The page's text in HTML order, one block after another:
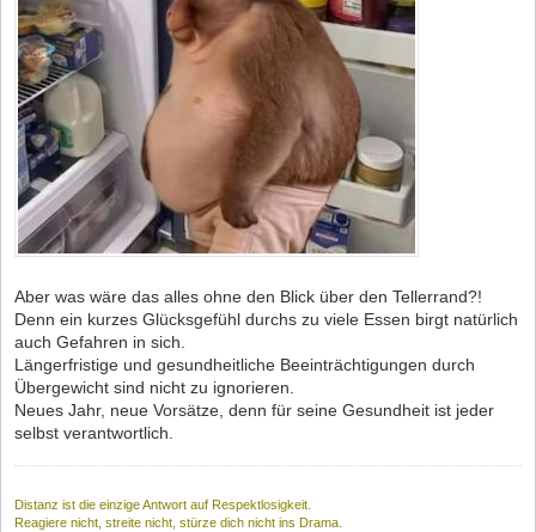
Aber was wäre das alles ohne den Blick über den Tellerrand?!
Denn ein kurzes Glücksgefühl durchs zu viele Essen birgt natürlich
auch Gefahren in sich.
Längerfristige und gesundheitliche Beeinträchtigungen durch
Übergewicht sind nicht zu ignorieren.
Neues Jahr, neue Vorsätze, denn für seine Gesundheit ist jeder
selbst verantwortlich.
Distanz ist die einzige Antwort auf Respektlosigkeit.
Reagiere nicht, streite nicht, stürze dich nicht ins Drama.